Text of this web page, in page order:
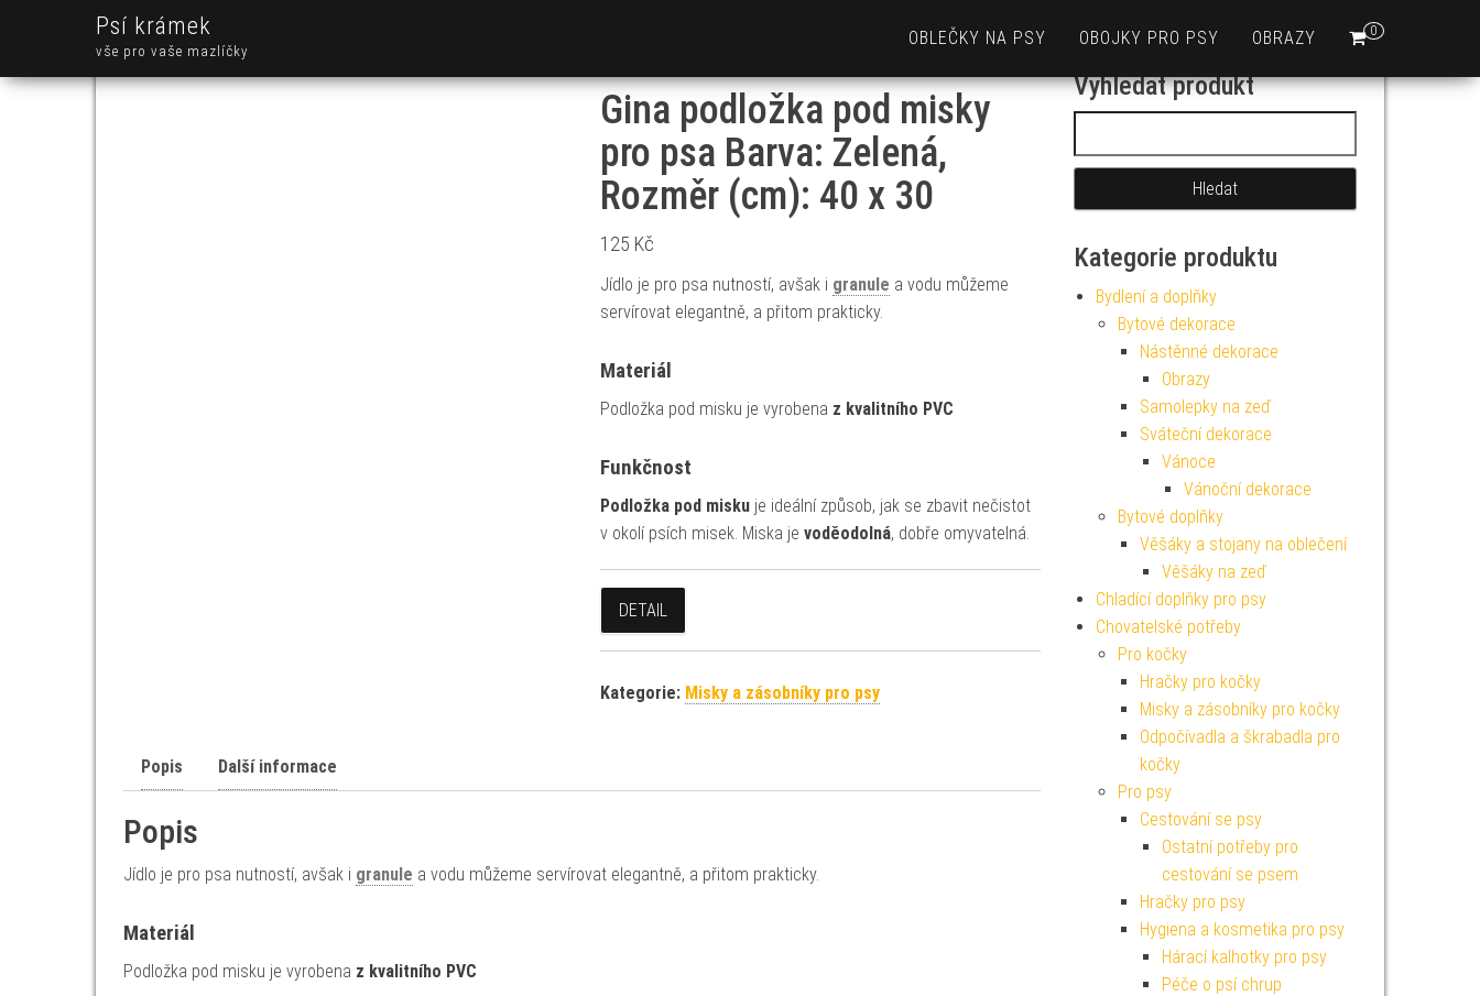
Psí krámek
vše pro vaše mazlíčky
0
OBLEČKY NA PSY OBOJKY PRO PSY OBRAZY
Gina podložka pod misky
pro psa Barva: Zelená,
Rozměr (cm): 40 x 30
125 Kč
Jídlo je pro psa nutností, avšak i granule a vodu můžeme
servírovat elegantně, a přitom prakticky.
Materiál
Podložka pod misku je vyrobena z kvalitního PVC
Funkčnost
Podložka pod miskuje ideální způsob, jak se zbavit nečistot
v okolí psích misek. Miska je voděodolná, dobře omyvatelná.
DETAIL
Kategorie: Misky a zásobníky pro psy
Popis Další informace
Popis
Jídlo je pro psa nutností, avšak i granule a vodu můžeme servírovat elegantně, a přitom prakticky.
Materiál
Podložka pod misku je vyrobena z kvalitního PVC
Vyhledat produkt
Kategorie produktu
Bydlení a doplňky
Bytové dekorace
Nástěnné dekorace
Obrazy
Samolepky na zeď
Sváteční dekorace
Vánoce
Vánoční dekorace
Bytové doplňky
Věšáky a stojany na oblečení
Věšáky na zeď
Chladící doplňky pro psy
Chovatelské potřeby
Pro kočky
Hračky pro kočky
Misky a zásobníky pro kočky
Odpočívadla a škrabadla pro
kočky
Pro psy
Cestování se psy
Ostatní potřeby pro
cestování se psem
Hračky pro psy
Hygiena a kosmetika pro psy
Hárací kalhotky pro psy
Péče o psí chrup